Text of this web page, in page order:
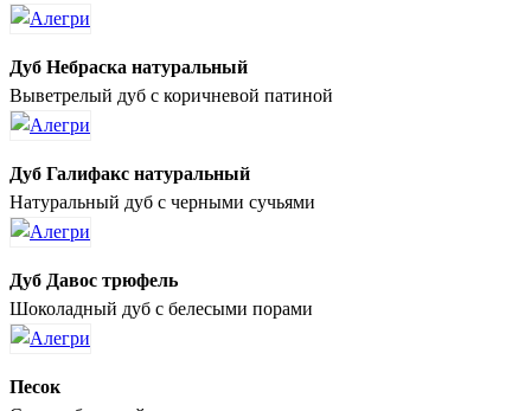
Дуб Небраска натуральный
Выветрелый дуб с коричневой патиной
Дуб Галифакс натуральный
Натуральный дуб с черными сучьями
Дуб Давос трюфель
Шоколадный дуб с белесыми порами
Песок